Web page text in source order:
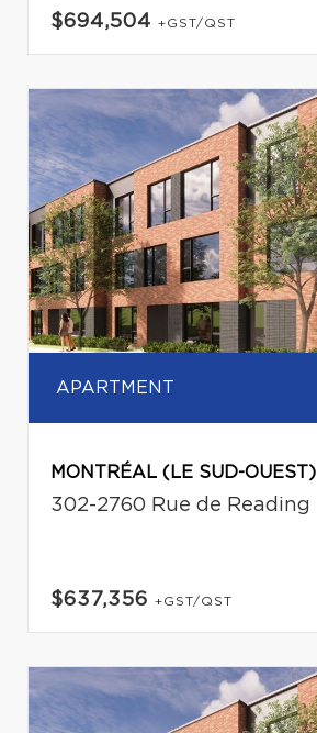
$694,504 +GST/QST
APARTMENT
MONTRÉAL (LE SUD-OUEST)
302-2760 Rue de Reading
$637,356 +GST/QST